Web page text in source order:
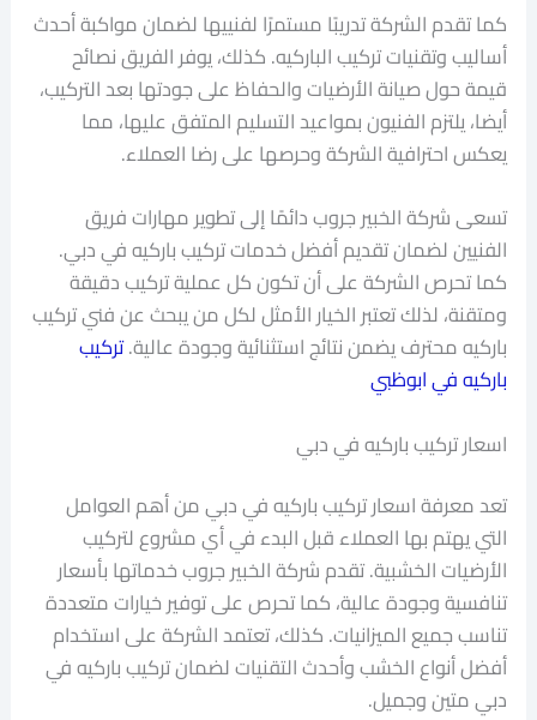
كما تقدم الشركة تدريبًا مستمرًا لفنييها لضمان مواكبة أحدث
أساليب وتقنيات تركيب الباركيه. كذلك، يوفر الفريق نصائح
قيمة حول صيانة الأرضيات والحفاظ على جودتها بعد التركيب،
أيضا، يلتزم الفنيون بمواعيد التسليم المتفق عليها، مما
يعكس احترافية الشركة وحرصها على رضا العملاء.
تسعى شركة الخبير جروب دائمًا إلى تطوير مهارات فريق
الفنيين لضمان تقديم أفضل خدمات تركيب باركيه في دبي.
كما تحرص الشركة على أن تكون كل عملية تركيب دقيقة
ومتقنة، لذلك تعتبر الخيار الأمثل لكل من يبحث عن فني تركيب
باركيه محترف يضمن نتائج استثنائية وجودة عالية.تركيب
باركيه في ابوظبي
اسعار تركيب باركيه في دبي
تعد معرفة اسعار تركيب باركيه في دبي من أهم العوامل
التي يهتم بها العملاء قبل البدء في أي مشروع لتركيب
الأرضيات الخشبية. تقدم شركة الخبير جروب خدماتها بأسعار
تنافسية وجودة عالية، كما تحرص على توفير خيارات متعددة
تناسب جميع الميزانيات. كذلك، تعتمد الشركة على استخدام
أفضل أنواع الخشب وأحدث التقنيات لضمان تركيب باركيه في
دبي متين وجميل.